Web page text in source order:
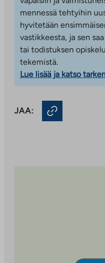
noin 200 metriä. Koulut
kilometrin säteellä ja
palvelut vain muutaman
Lähistöllä on hyvät
Vantaan keskuspuisto
mennessä tehtyihin
hyvitetään
vastikkeesta, ja sen
tai todistuksen
tekemistä.
Lue lisää ja katso
JAA: